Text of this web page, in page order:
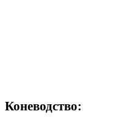
Коневодство: